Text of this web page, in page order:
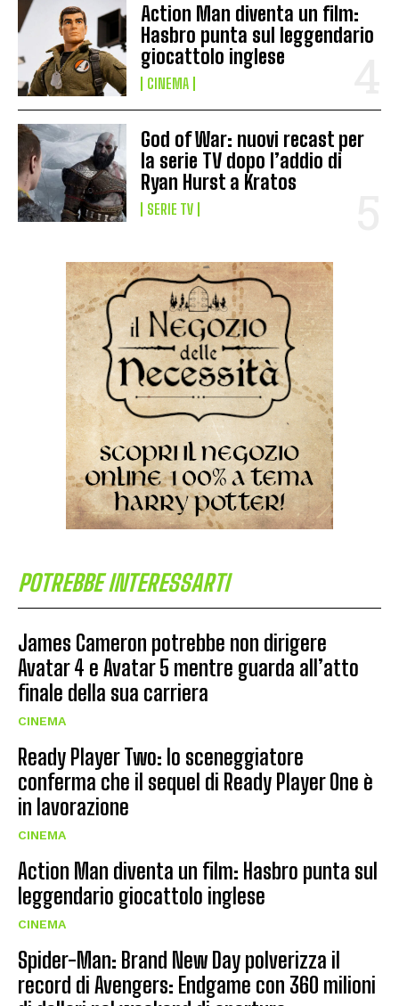
Action Man diventa un film:
Hasbro punta sul leggendario
giocattolo inglese
CINEMA
God of War: nuovi recast per
la serie TV dopo l’addio di
Ryan Hurst a Kratos
SERIE TV
POTREBBE INTERESSARTI
James Cameron potrebbe non dirigere
Avatar 4 e Avatar 5 mentre guarda all’atto
finale della sua carriera
CINEMA
Ready Player Two: lo sceneggiatore
conferma che il sequel di Ready Player One è
in lavorazione
CINEMA
Action Man diventa un film: Hasbro punta sul
leggendario giocattolo inglese
CINEMA
Spider-Man: Brand New Day polverizza il
record di Avengers: Endgame con 360 milioni